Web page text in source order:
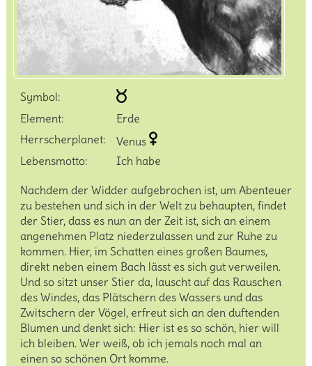
Kontakt
Zum Nachlesen
Die 12 Tierkreiszeichen
Widder
Stier
Zwillinge
Krebs
Löwe
Jungfrau
Waage
Symbol:
Element:
Erde
Herrscherplanet:
Venus
Lebensmotto:
Ich habe
Nachdem der Widder aufgebrochen ist, um Abenteuer
zu bestehen und sich in der Welt zu behaupten, findet
der Stier, dass es nun an der Zeit ist, sich an einem
angenehmen Platz niederzulassen und zur Ruhe zu
kommen. Hier, im Schatten eines großen Baumes,
direkt neben einem Bach lässt es sich gut verweilen.
Und so sitzt unser Stier da, lauscht auf das Rauschen
des Windes, das Plätschern des Wassers und das
Zwitschern der Vögel, erfreut sich an den duftenden
Blumen und denkt sich: Hier ist es so schön, hier will
ich bleiben. Wer weiß, ob ich jemals noch mal an
einen so schönen Ort komme.